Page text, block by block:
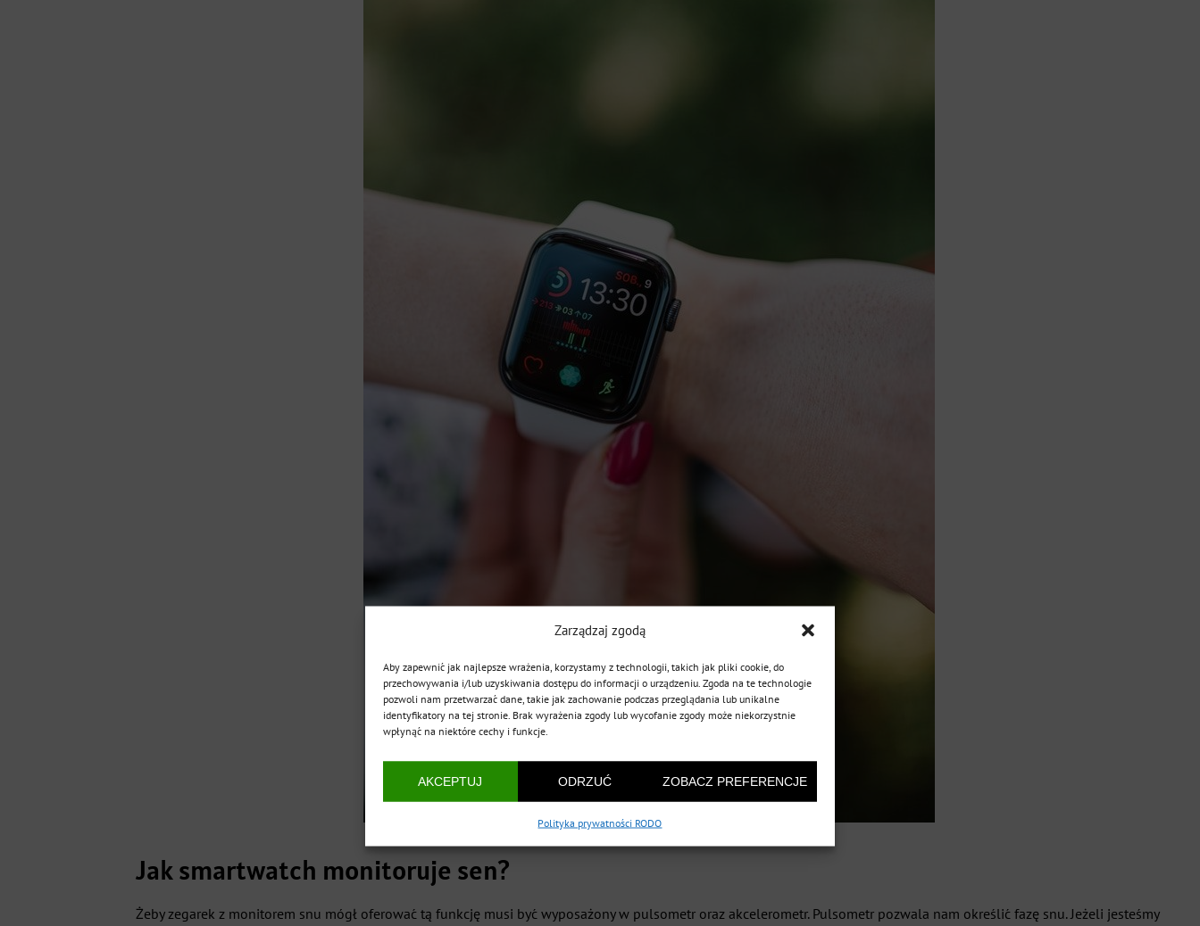
Zarządzaj zgodą
Aby zapewnić jak najlepsze wrażenia, korzystamy z technologii, takich jak pliki cookie, do
przechowywania i/lub uzyskiwania dostępu do informacji o urządzeniu. Zgoda na te technologie
pozwoli nam przetwarzać dane, takie jak zachowanie podczas przeglądania lub unikalne
identyfikatory na tej stronie. Brak wyrażenia zgody lub wycofanie zgody może niekorzystnie
wpłynąć na niektóre cechy i funkcje.
AKCEPTUJ ODRZUĆ ZOBACZ PREFERENCJE
Polityka prywatności RODO
Jak smartwatch monitoruje sen?
Żeby zegarek z monitorem snu mógł oferować tą funkcję musi być wyposażony w pulsometr oraz akcelerometr. Pulsometr pozwala nam określić fazę snu. Jeżeli jesteśmy